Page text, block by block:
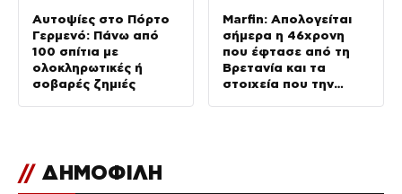
Αυτοψίες στο Πόρτο
Γερμενό: Πάνω από
100 σπίτια με
ολοκληρωτικές ή
σοβαρές ζημιές
Marfin: Απολογείται
σήμερα η 46χρονη
που έφτασε από τη
Βρετανία και τα
στοιχεία που την
// ΔΗΜΟΦΙΛΗ